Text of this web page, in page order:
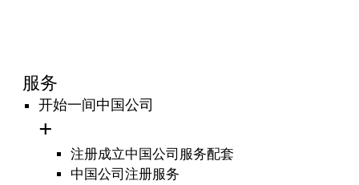
服务
开始一间中国公司
注册成立中国公司服务配套
中国公司注册服务